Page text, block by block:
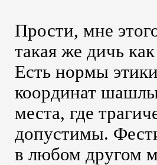
Прости, мне
такая же дичь
Есть нормы
координат
места, где
допустимы.
в любом другом